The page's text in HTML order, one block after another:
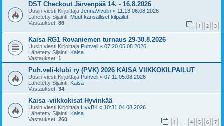
DST Checkout Järvenpää 14. - 16.8.2026
Uusin viesti Kirjoittaja JennaVivolin « 11:13 06.08.2026
Lähetetty Sijainti: Muut kansalliset kilpailut
Vastaukset: 86 1 2 3
Kaisa RG1 Rovaniemen turnaus 29-30.8.2026
Uusin viesti Kirjoittaja Puhveli « 07:20 05.08.2026
Lähetetty Sijainti: Kaisa
Vastaukset: 1
Puh.veli-klubi ry (PVK) 2026 KAISA VIIKKOKILPAILUT
Uusin viesti Kirjoittaja Puhveli « 07:11 05.08.2026
Lähetetty Sijainti: Kaisa
Vastaukset: 34
Kaisa -viikkokisat Hyvinkää
Uusin viesti Kirjoittaja HyvBK « 10:31 04.08.2026
Lähetetty Sijainti: Kaisa
Vastaukset: 260 1 4 5 6 7